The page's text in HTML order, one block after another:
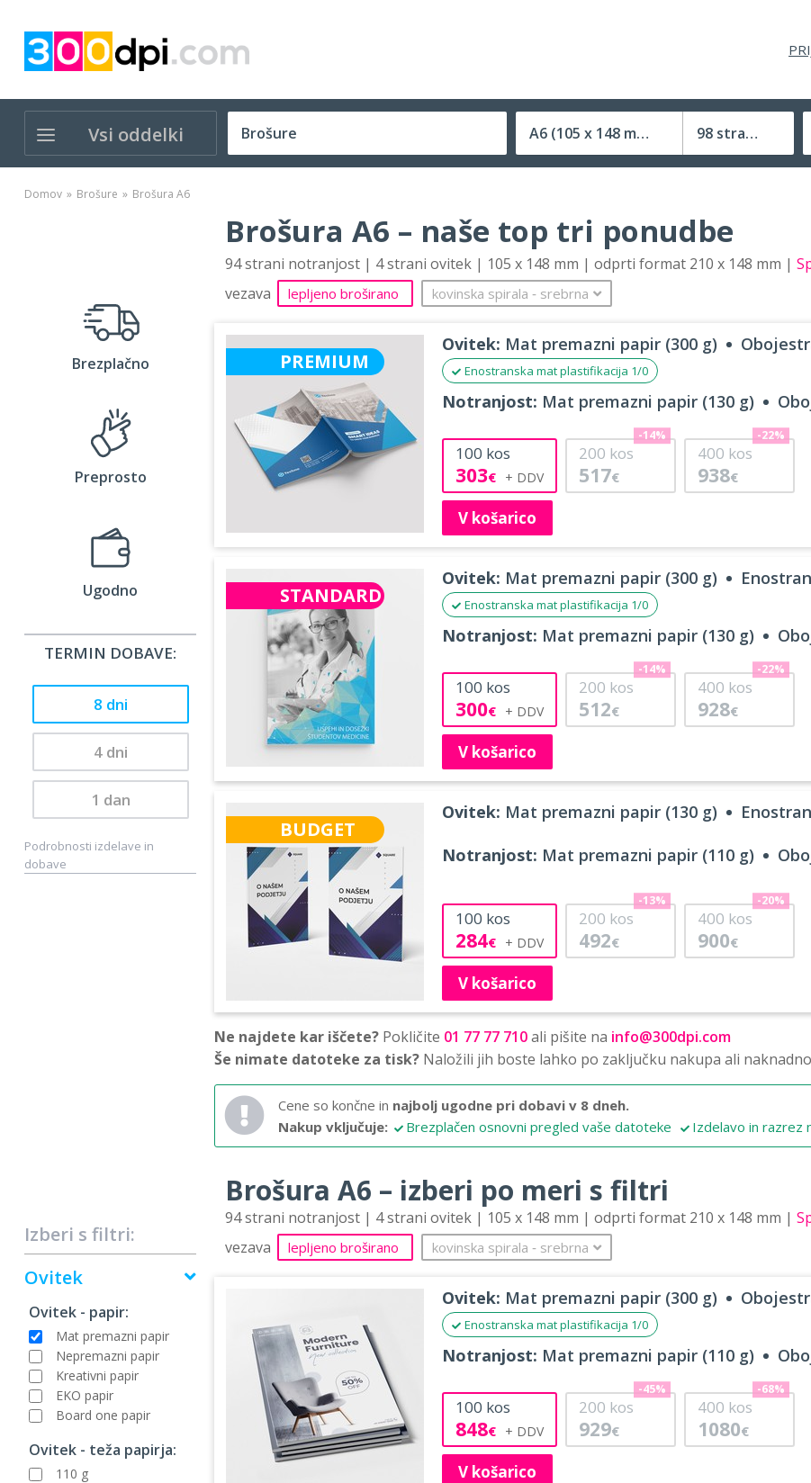
Vsi oddelki A6 (105 x 148 mm)
Velikost (zaprte) tiskovine
98 strani
Domov Brošure Brošura A6
Brezplačno
Preprosto
Ugodno
TERMIN DOBAVE:
8 dni
4 dni
1 dan
Podrobnosti izdelave in
dobave
Izberi s filtri:
Ovitek
Ovitek - papir:
Mat premazni papir
Nepremazni papir
Kreativni papir
EKO papir
Board one papir
Ovitek - teža papirja:
110 g
Brošura A6 – naše top tri ponudbe
94 strani notranjost | 4 strani ovitek | 105 x 148 mm | odprti format 210 x 148 mm |
vezava
lepljeno broširano kovinska spirala ‐ srebrna
PREMIUM
Ovitek: Mat premazni papir (300 g)
Enostranska mat plastifikacija 1/0
Notranjost: Mat premazni papir (130 g)
100 kos
303€
200 kos
517€
-14%
400 kos
938€
-22%
V košarico
STANDARD
Ovitek: Mat premazni papir (300 g)
Enostranska mat plastifikacija 1/0
Notranjost: Mat premazni papir (130 g)
100 kos
300€
200 kos
512€
-14%
400 kos
928€
-22%
V košarico
BUDGET
Ovitek: Mat premazni papir (130 g)
Notranjost: Mat premazni papir (110 g)
100 kos
284€
200 kos
492€
-13%
400 kos
900€
-20%
V košarico
Ne najdete kar iščete? Pokličite 01 77 77 710ali pišite na info@300dpi.com
Še nimate datoteke za tisk? Naložili jih boste lahko po zaključku nakupa ali naknadno
Cene so končne in najbolj ugodne pri dobavi v 8 dneh.
Nakup vključuje:
Brezplačen osnovni pregled vaše datoteke Izdelavo in razrez
Brošura A6 – izberi po meri s filtri
94 strani notranjost | 4 strani ovitek | 105 x 148 mm | odprti format 210 x 148 mm |
vezava
lepljeno broširano kovinska spirala ‐ srebrna
Ovitek: Mat premazni papir (300 g)
Enostranska mat plastifikacija 1/0
Notranjost: Mat premazni papir (110 g)
100 kos
848€
200 kos
929€
-45%
400 kos
1080€
-68%
V košarico